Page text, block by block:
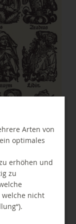
Arten von
optimales
erhöhen und
zu
welche nicht